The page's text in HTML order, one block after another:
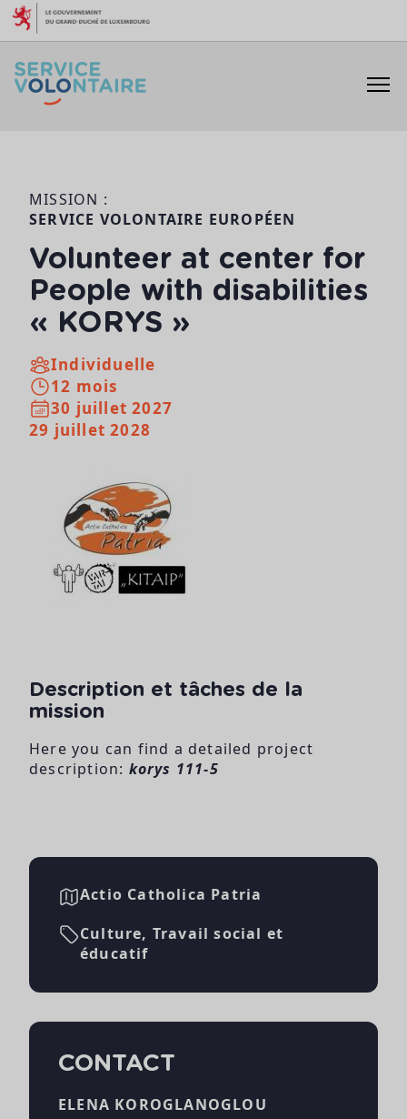
Aller au contenu
MISSION :
SERVICE VOLONTAIRE EUROPÉEN
Volunteer at center for
People with disabilities
« KORYS »
Individuelle
12 mois
30 juillet 2027
29 juillet 2028
Description et tâches de la
mission
Here you can find a detailed project
description: korys 111-5
Actio Catholica Patria
Culture, Travail social et
éducatif
CONTACT
ELENA KOROGLANOGLOU